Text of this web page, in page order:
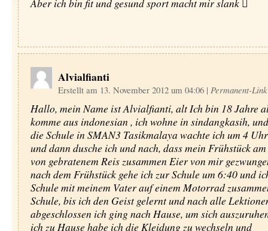
Aber ich bin fit und gesund sport macht mir slank 
Alvialfianti
Erstellt am 13. November 2012 um 04:06 | Permanent-Link
Hallo, mein Name ist Alvialfianti, alt Ich bin 18 Jahre
komme aus indonesian , ich wohne in sindangkasih,
die Schule in SMAN3 Tasikmalaya wachte ich um 4
und dann dusche ich und nach, dass mein Frühstück
von gebratenem Reis zusammen Eier von mir
nach dem Frühstück gehe ich zur Schule um 6:40 und
Schule mit meinem Vater auf einem Motorrad
Schule, bis ich den Geist gelernt und nach alle
abgeschlossen ich ging nach Hause, um sich
ich zu Hause habe ich die Kleidung zu wechseln und